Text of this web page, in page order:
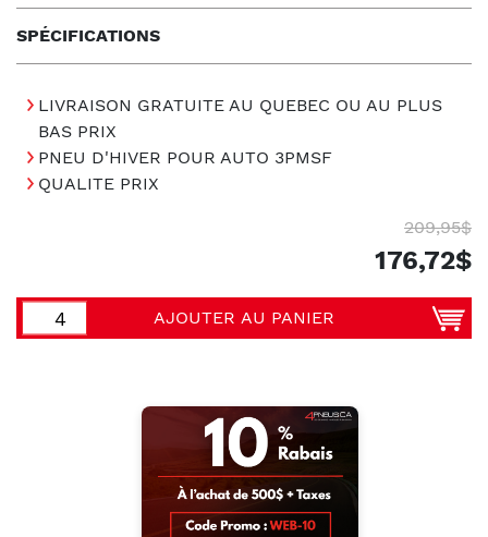
SPÉCIFICATIONS
LIVRAISON GRATUITE AU QUEBEC OU AU PLUS
BAS PRIX
PNEU D'HIVER POUR AUTO 3PMSF
QUALITE PRIX
209,95$
176,72$
AJOUTER AU PANIER